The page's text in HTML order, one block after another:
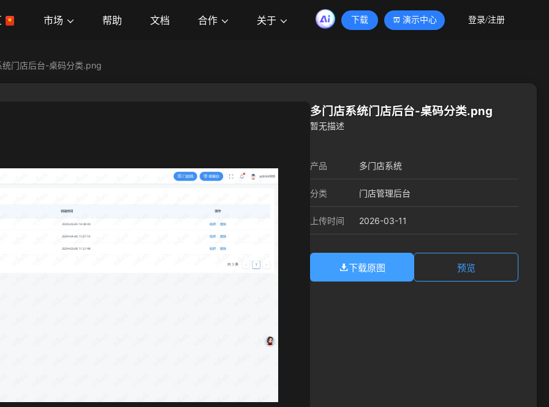
市场 帮助 文档 合作 关于 下载 演示中心 登录/注册
统门店后台-桌码分类.png
多门店系统门店后台-桌码分类.png
暂无描述
产品 多门店系统
分类 门店管理后台
上传时间 2026-03-11
下载原图 预览